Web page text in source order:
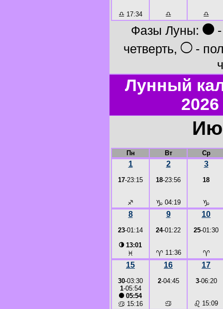
♎ 17:34 ♎ ♎
Фазы Луны: ●-
четверть, ○-
Лунный
Пн Вт Ср
1
17-23:15
♐
2
18-23:56
♑ 04:19
3
18
♑
8
23-01:14
◑13:01
♓
9
24-01:22
♈ 11:36
10
25-01:30
♈
15
30-03:30
1-05:54
●05:54
♋ 15:16
16
2-04:45
♋
17
3-06:20
♌ 15:09